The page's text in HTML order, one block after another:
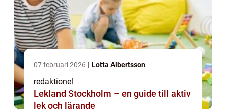
07 februari 2026 Lotta Albertsson
redaktionel
Lekland Stockholm – en guide till aktiv
lek och lärande